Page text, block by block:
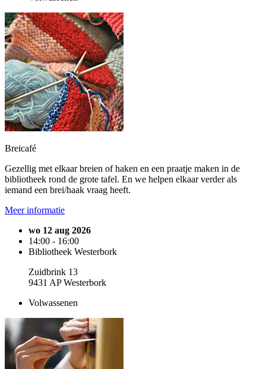
Breicafé
Gezellig met elkaar breien of haken en een praatje maken in de
bibliotheek rond de grote tafel. En we helpen elkaar verder als
iemand een brei/haak vraag heeft.
Meer informatie
wo 12 aug 2026
14:00 - 16:00
Bibliotheek Westerbork
Zuidbrink 13
9431 AP Westerbork
Volwassenen